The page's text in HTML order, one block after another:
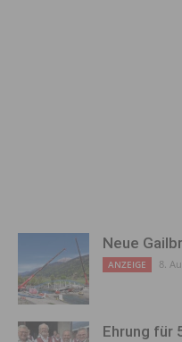
Neue
ANZEIGE 8.
Ehrung für